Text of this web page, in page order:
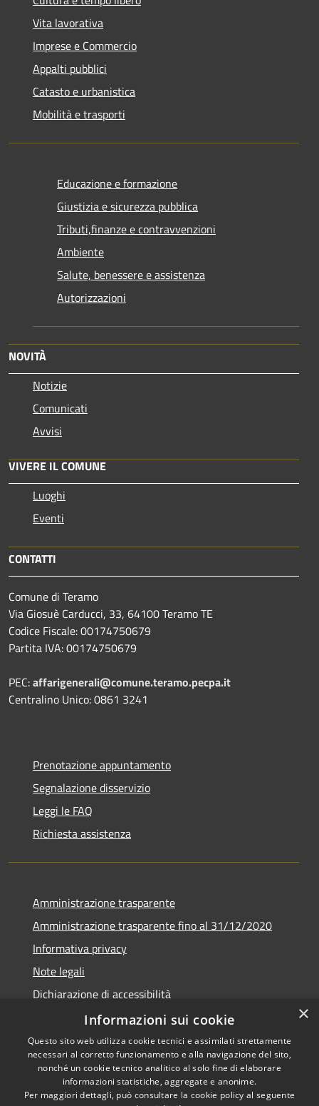
Vita lavorativa
Imprese e Commercio
Appalti pubblici
Catasto e urbanistica
Mobilità e trasporti
Educazione e formazione
Giustizia e sicurezza pubblica
Tributi,finanze e contravvenzioni
Ambiente
Salute, benessere e assistenza
Autorizzazioni
NOVITÀ
Notizie
Comunicati
Avvisi
VIVERE IL COMUNE
Luoghi
Eventi
CONTATTI
Comune di Teramo
Via Giosuè Carducci, 33, 64100 Teramo TE
Codice Fiscale: 00174750679
Partita IVA: 00174750679
PEC:affarigenerali@comune.teramo.pecpa.it
Centralino Unico: 0861 3241
Prenotazione appuntamento
Segnalazione disservizio
Leggi le FAQ
Richiesta assistenza
Amministrazione trasparente
Amministrazione trasparente fino al 31/12/2020
Informativa privacy
Note legali
Dichiarazione di accessibilità
Accessibilità
Privacy
Copyright © 2026 • Comune di
Teramo • Powered by
Municipium• Accesso
×
Informazioni sui cookie
Questo sito web utilizza cookie tecnici e assimilati strettamente
necessari al corretto funzionamento e alla navigazione del sito,
nonché un cookie tecnico analitico al solo fine di elaborare
informazioni statistiche, aggregate e anonime.
Per maggiori dettagli, può consultare la cookie policy al seguente